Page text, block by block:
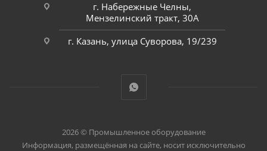
г. Набережные Челны,
Мензелинский тракт, 30А
г. Казань, улица Суворова, 19/239
2026 © Промышленное оборудование
Информация, размещённая на сайте, носит исключительно